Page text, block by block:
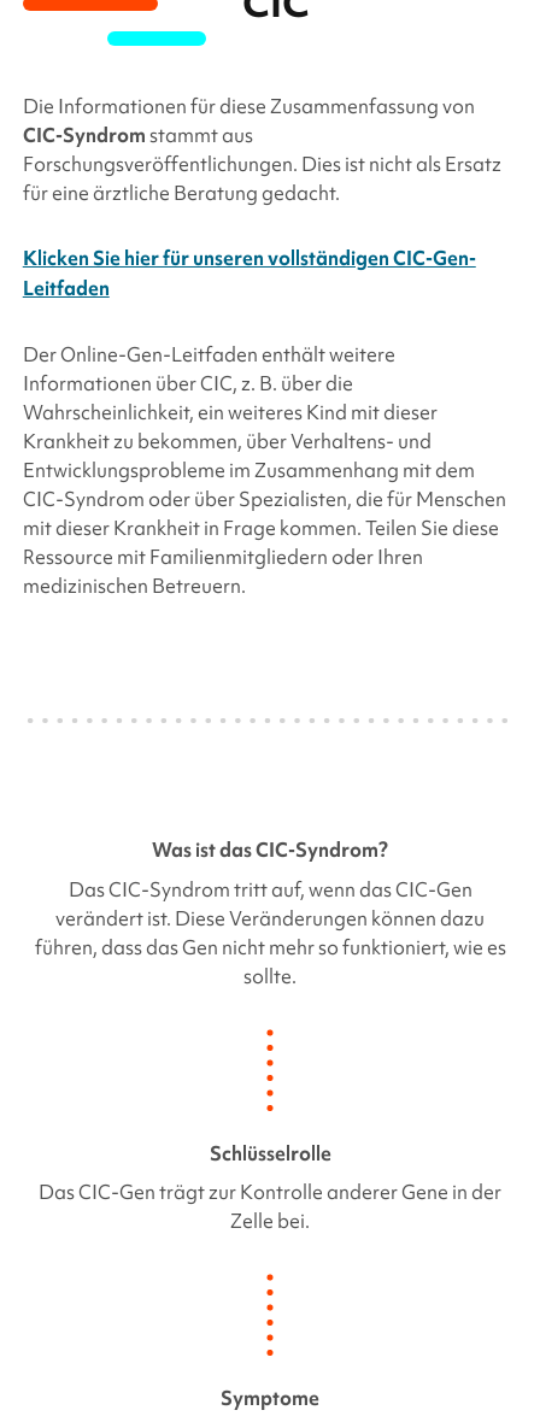
Die Informationen für diese Zusammenfassung von
CIC-Syndromstammt aus
Forschungsveröffentlichungen. Dies ist nicht als Ersatz
für eine ärztliche Beratung gedacht.
Klicken Sie hier für unseren vollständigen CIC-Gen-
Leitfaden
Der Online-Gen-Leitfaden enthält weitere
Informationen überCIC, z. B. über die
Wahrscheinlichkeit, ein weiteres Kind mit dieser
Krankheit zu bekommen, über Verhaltens- und
Entwicklungsprobleme im Zusammenhang mit dem
CIC-Syndrom oder über Spezialisten, die für Menschen
mit dieser Krankheit in Frage kommen. Teilen Sie diese
Ressource mit Familienmitgliedern oder Ihren
medizinischen Betreuern.
Was ist dasCIC-Syndrom?
DasCIC-Syndromtritt auf, wenn dasCIC-Gen
verändert ist. Diese Veränderungen können dazu
führen, dass das Gen nicht mehr so funktioniert, wie es
sollte.
Schlüsselrolle
DasCIC-Genträgt zur Kontrolle anderer Gene in der
Zelle bei.
Symptome